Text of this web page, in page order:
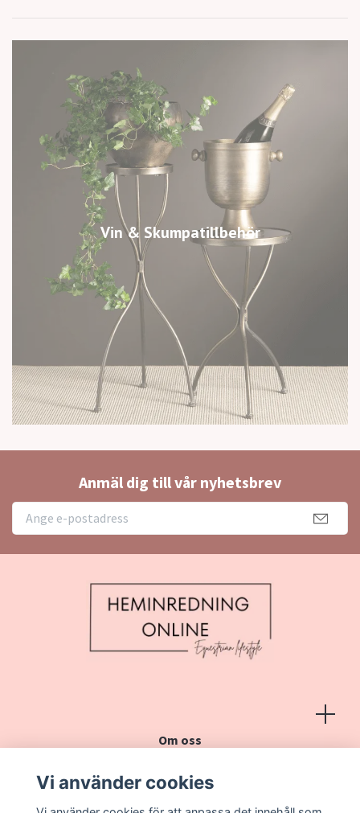
Vin & Skumpatillbehör
Anmäl dig till vår nyhetsbrev
Om oss
Kontakt
Vi använder cookies